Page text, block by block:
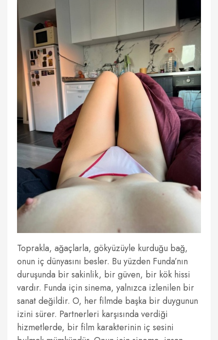
Toprakla, ağaçlarla, gökyüzüyle kurduğu bağ,
onun iç dünyasını besler. Bu yüzden Funda’nın
duruşunda bir sakinlik, bir güven, bir kök hissi
vardır. Funda için sinema, yalnızca izlenilen bir
sanat değildir. O, her filmde başka bir duygunun
izini sürer. Partnerleri karşısında verdiği
hizmetlerde, bir film karakterinin iç sesini